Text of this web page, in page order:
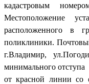
кадастровым
Местоположение
расположенного в
поликлиники.
г.Владимир,
минимального отступа
от красной линии со